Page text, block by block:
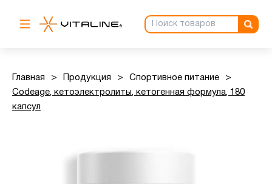
Главная > Продукция > Спортивное питание
>
Codeage, кетоэлектролиты, кетогенная формула, 180
капсул